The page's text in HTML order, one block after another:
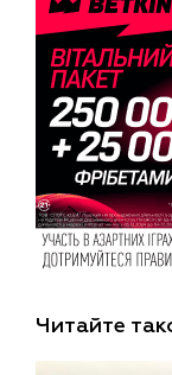
Читайте